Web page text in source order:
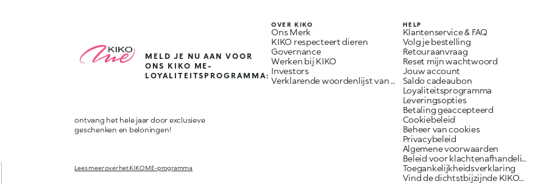
MELD JE NU AAN VOOR
ONS KIKO ME-
LOYALITEITSPROGRAMMA:
ontvang het hele jaar door exclusieve
geschenken en beloningen!
Lees meer over het KIKO ME-programma
OVER KIKO
Ons Merk
KIKO respecteert dieren
Governance
Werken bij KIKO
Investors
Verklarende woordenlijst van ingrediënten
HELP
Klantenservice & FAQ
Volg je bestelling
Retouraanvraag
Reset mijn wachtwoord
Jouw account
Saldo cadeaubon
Loyaliteitsprogramma
Leveringsopties
Betaling geaccepteerd
Cookiebeleid
Beheer van cookies
Privacybeleid
Algemene voorwaarden
Beleid voor klachtenafhandeling
Toegankelijkheidsverklaring
Vind de dichtstbijzijnde KIKO-winkel